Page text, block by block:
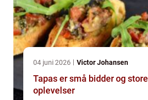
04 juni 2026 Victor Johansen
Tapas er små bidder og store
oplevelser